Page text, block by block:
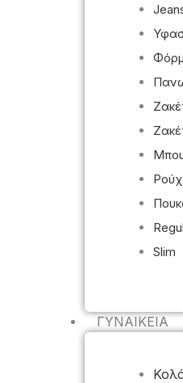
Slim
ΓΥΝΑΙΚΕΊΑ